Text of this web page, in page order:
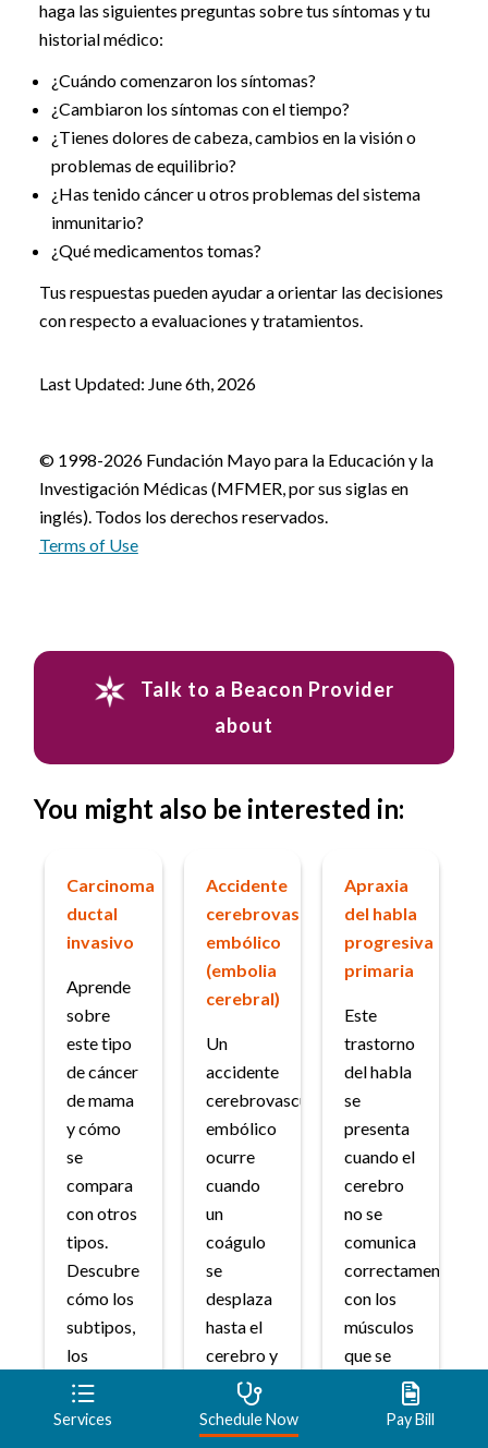
haga las siguientes preguntas sobre tus síntomas y tu
historial médico:
¿Cuándo comenzaron los síntomas?
¿Cambiaron los síntomas con el tiempo?
¿Tienes dolores de cabeza, cambios en la visión o
problemas de equilibrio?
¿Has tenido cáncer u otros problemas del sistema
inmunitario?
¿Qué medicamentos tomas?
Tus respuestas pueden ayudar a orientar las decisiones
con respecto a evaluaciones y tratamientos.
Last Updated: June 6th, 2026
© 1998-2026 Fundación Mayo para la Educación y la
Investigación Médicas (MFMER, por sus siglas en
inglés). Todos los derechos reservados.
Terms of Use
Talk to a Beacon Provider
about
You might also be interested in:
Carcinoma
ductal
invasivo
Aprende
sobre
este tipo
de cáncer
de mama
y cómo
se
compara
con otros
tipos.
Descubre
cómo los
subtipos,
los
grados y
las
Accidente
cerebrovascular
embólico
(embolia
cerebral)
Un
accidente
cerebrovascular
embólico
ocurre
cuando
un
coágulo
se
desplaza
hasta el
cerebro y
bloquea
el flujo de
sangre.
Apraxia
del habla
progresiva
primaria
Este
trastorno
del habla
se
presenta
cuando el
cerebro
no se
comunica
correctamente
con los
músculos
que se
usan para
hablar.
Services Schedule Now Pay Bill